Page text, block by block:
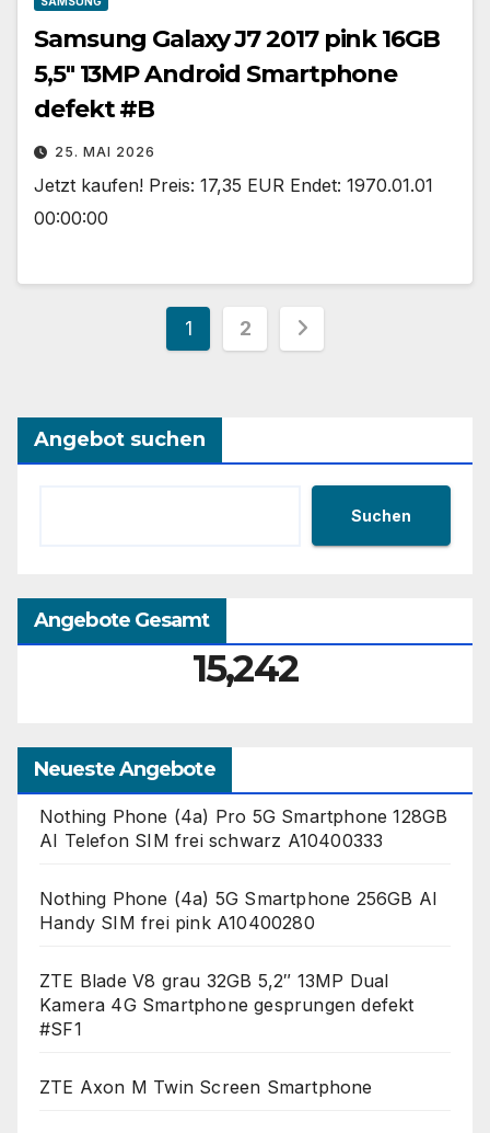
Samsung Galaxy J7 2017 pink 16GB
5,5″ 13MP Android Smartphone
defekt #B
25. MAI 2026
Jetzt kaufen! Preis: 17,35 EUR Endet: 1970.01.01
00:00:00
Beiträge
1 2
Angebot suchen
Suchen
Angebote Gesamt
15,242
Neueste Angebote
Nothing Phone (4a) Pro 5G Smartphone 128GB
AI Telefon SIM frei schwarz A10400333
Nothing Phone (4a) 5G Smartphone 256GB AI
Handy SIM frei pink A10400280
ZTE Blade V8 grau 32GB 5,2″ 13MP Dual
Kamera 4G Smartphone gesprungen defekt
#SF1
ZTE Axon M Twin Screen Smartphone